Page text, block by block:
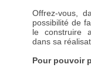
Offrez-vous,
possibilité de
le construire
dans sa
Pour pouvoir